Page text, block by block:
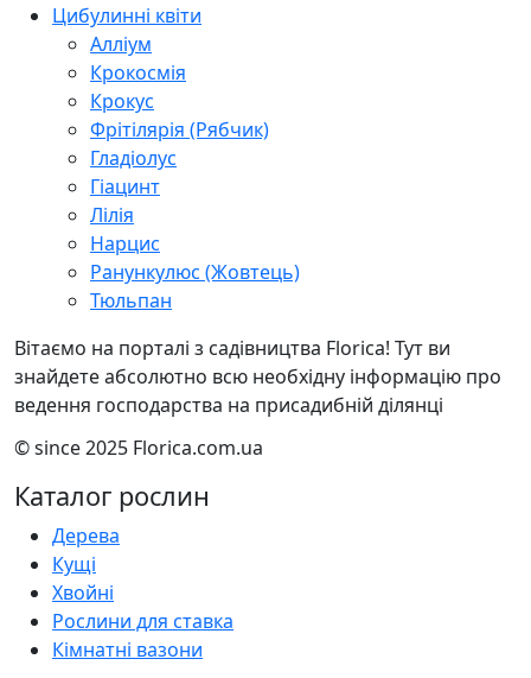
Цибулинні квіти
Алліум
Крокосмія
Крокус
Фрітілярія (Рябчик)
Гладіолус
Гіацинт
Лілія
Нарцис
Ранункулюс (Жовтець)
Тюльпан
Вітаємо на порталі з садівництва Florica! Тут ви
знайдете абсолютно всю необхідну інформацію про
ведення господарства на присадибній ділянці
© since 2025 Florica.com.ua
Каталог рослин
Дерева
Кущі
Хвойні
Рослини для ставка
Кімнатні вазони